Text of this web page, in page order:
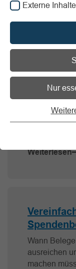
Externe Inhalte
Nur
Wann sie
und warum
Weiterlesen
Wann
ausreichen
machen